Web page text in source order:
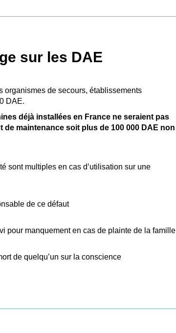
sur les DAE
organismes de secours, établissements
DAE.
déjà installées en France ne seraient pas
de maintenance soit plus de 100 000 DAE non
sont multiples en cas d’utilisation sur une
de ce défaut
pour manquement en cas de plainte de la famille
de quelqu’un sur la conscience